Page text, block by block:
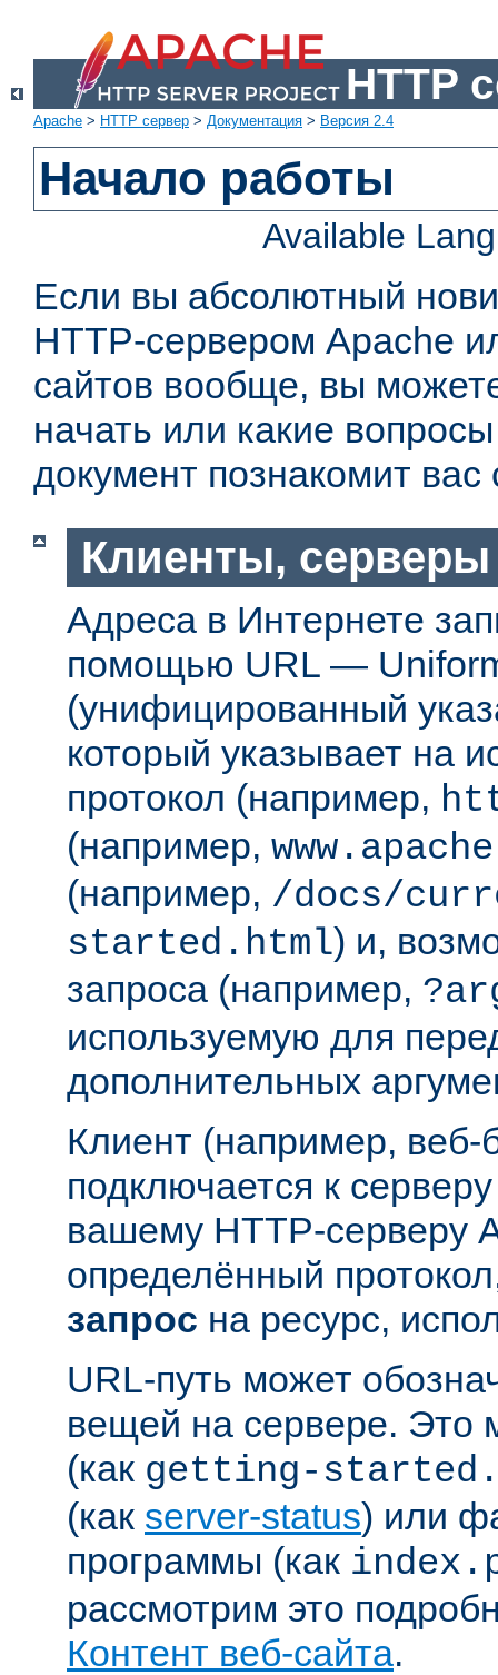
HTTP
Apache > HTTP сервер > Документация > Версия 2.4
Начало работы
Available
Если вы абсолютный
HTTP-сервером Apache
сайтов вообще, вы
начать или какие
документ познакомит вас
Клиенты, серверы
Адреса в Интернете
помощью URL —
(унифицированный
который указывает на
протокол (например,
(например,
(например, /docs/
started.html) и,
запроса (например,
используемую для
дополнительных
Клиент (например, веб-
подключается к
вашему HTTP-серверу
определённый
запрос на ресурс,
URL-путь может
вещей на сервере. Это
(как getting-
(как server-status) или
программы (как
рассмотрим это
Контент веб-сайта.